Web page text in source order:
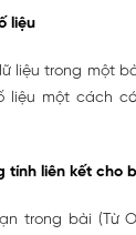
liệu
liệu trong một
liệu một cách
tính liên kết cho
trong bài (Từ